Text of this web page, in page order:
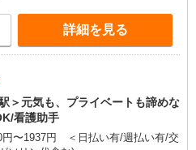
詳細を見る
＞元気も、プライベートも諦めな
看護助手
円〜1937円 ＜日払い有/週払い有/交